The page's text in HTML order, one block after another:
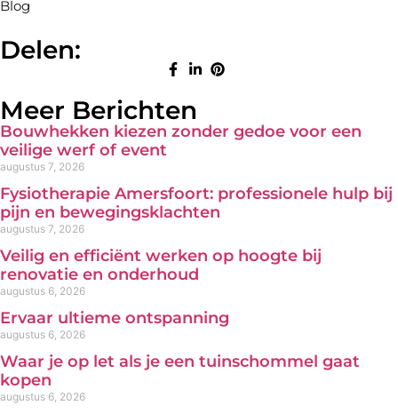
Blog
Delen:
Meer Berichten
Bouwhekken kiezen zonder gedoe voor een
veilige werf of event
augustus 7, 2026
Fysiotherapie Amersfoort: professionele hulp bij
pijn en bewegingsklachten
augustus 7, 2026
Veilig en efficiënt werken op hoogte bij
renovatie en onderhoud
augustus 6, 2026
Ervaar ultieme ontspanning
augustus 6, 2026
Waar je op let als je een tuinschommel gaat
kopen
augustus 6, 2026